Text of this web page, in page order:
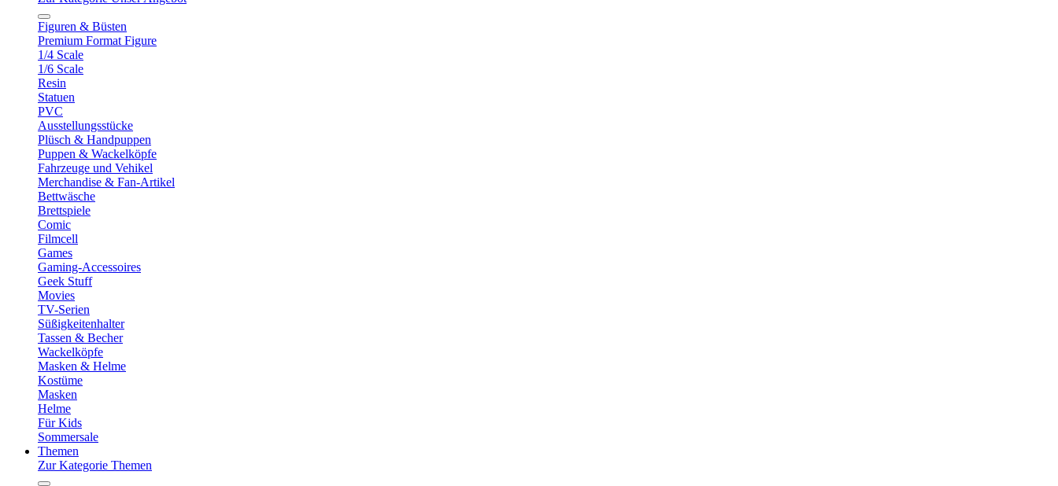
Figuren & Büsten
Premium Format Figure
1/4 Scale
1/6 Scale
Resin
Statuen
PVC
Ausstellungsstücke
Plüsch & Handpuppen
Puppen & Wackelköpfe
Fahrzeuge und Vehikel
Merchandise & Fan-Artikel
Bettwäsche
Brettspiele
Comic
Filmcell
Games
Gaming-Accessoires
Geek Stuff
Movies
TV-Serien
Süßigkeitenhalter
Tassen & Becher
Wackelköpfe
Masken & Helme
Kostüme
Masken
Helme
Für Kids
Sommersale
Themen
Zur Kategorie Themen